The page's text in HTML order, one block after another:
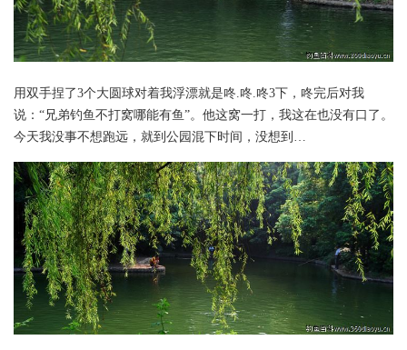
用双手捏了3个大圆球对着我浮漂就是咚.咚.咚3下，咚完后对我
说：“兄弟钓鱼不打窝哪能有鱼”。他这窝一打，我这在也没有口了。
今天我没事不想跑远，就到公园混下时间，没想到…